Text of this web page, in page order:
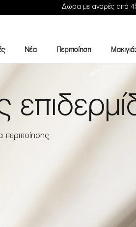
Δώρα με αγορές από
Νέα Περιποίηση
περιποίησης